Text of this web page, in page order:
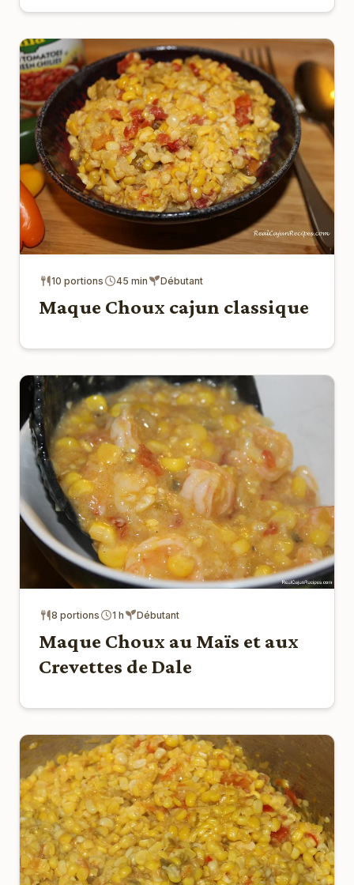
10 portions 45 min Débutant
Maque Choux cajun classique
8 portions 1 h Débutant
Maque Choux au Maïs et aux
Crevettes de Dale